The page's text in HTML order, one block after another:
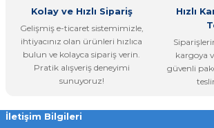
Gönder
Kolay ve Hızlı Sipariş
Gelişmiş e-ticaret sistemimizle,
ihtiyacınız olan ürünleri hızlıca
bulun ve kolayca sipariş verin.
Pratik alışveriş deneyimi
sunuyoruz!
Hızlı
kargoya
güvenli
İletişim Bilgileri